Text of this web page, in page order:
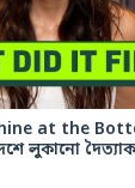
at the
লুকানো